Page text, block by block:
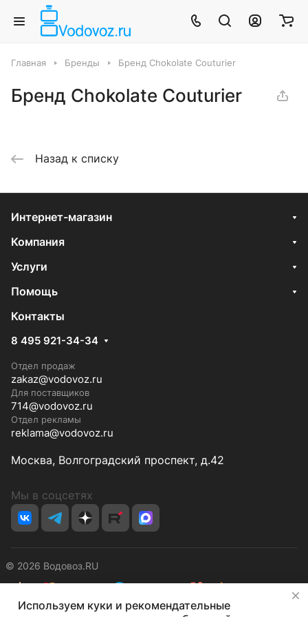
Главная Бренды Бренд Chokolate Couturier
Бренд Chokolate Couturier
Назад к списку
Интернет-магазин
Компания
Услуги
Помощь
Контакты
8 495 921-34-34
Отдел продаж
zakaz@vodovoz.ru
Для поставщиков
714@vodovoz.ru
Отдел рекламы
reklama@vodovoz.ru
Москва, Волгоградский проспект, д.42
Мы в соцсетях
© 2026 Водовоз.RU
КонфиденциальностьОферта
Используем куки и рекомендательные